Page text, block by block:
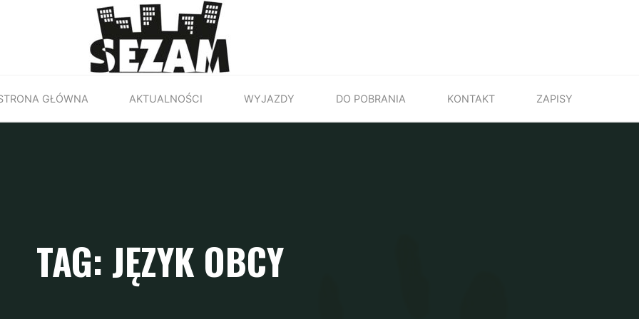
GŁÓWNA AKTUALNOŚCI WYJAZDY DO POBRANIA KONTAKT ZAPISY
TAG: JĘZYK OBCY